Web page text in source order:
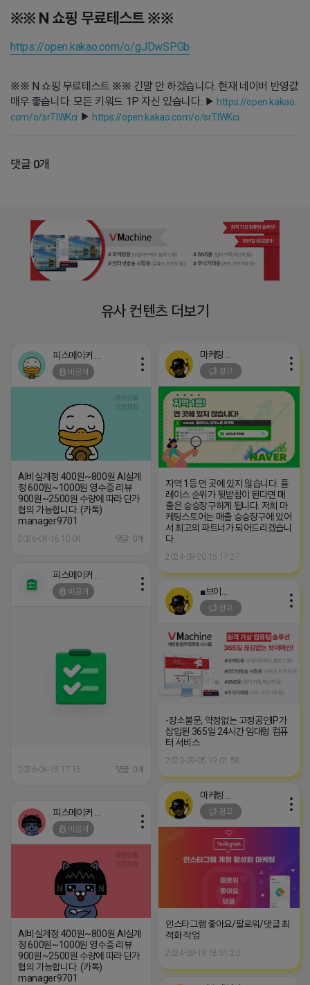
※※ N 쇼핑 무료테스트 ※※
https://open.kakao.com/o/gJDwSPGb
※※ N 쇼핑 무료테스트 ※※ 긴말 안 하겠습니다. 현재 네이버 반영값
매우 좋습니다. 모든 키워드 1P 자신 있습니다. ▶https://open.kakao.
com/o/srTIWKci ▶ https://open.kakao.com/o/srTIWKci
댓글 0개
유사 컨텐츠 더보기
비공개
AI비실계정 400원~800원 AI실계
정 600원~1000원 영수증 리뷰
900원~2500원 수량에 따라 단가
협의 가능합니다. (카톡)
manager9701
2026-04-16 10:04 댓글: 0개
광고
지역 1등 먼 곳에 있지 않습니다. 플
레이스 순위가 뒷받침이 된다면 매
출은 승승장구하게 됩니다. 저희 마
케팅스토어는 매출 승승장구에 있어
서 최고의 파트너가 되어드리겠습니
다.
2024-09-20 15:17:27
비공개
2026-04-15 17:15 댓글: 0개
광고
-장소불문, 약정없는 고정공인IP가
삽입된 365일 24시간 임대형 컴퓨
터 서비스
2023-09-05 19:01:58
광고
인스타그램 좋아요/팔로워/댓글 최
적화 작업
2024-09-19 18:51:20
비공개
AI비실계정 400원~800원 AI실계
정 600원~1000원 영수증 리뷰
900원~2500원 수량에 따라 단가
협의 가능합니다. (카톡)
manager9701